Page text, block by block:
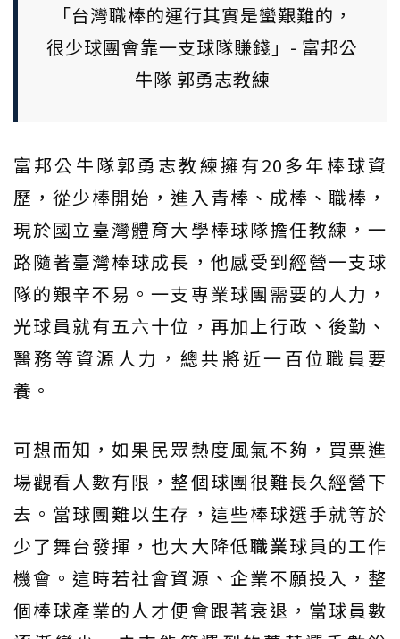
「台灣職棒的運行其實是蠻艱難的，
很少球團會靠一支球隊賺錢」- 富邦公
牛隊 郭勇志教練
富邦公牛隊郭勇志教練擁有20多年棒球資
歷，從少棒開始，進入青棒、成棒、職棒，
現於國立臺灣體育大學棒球隊擔任教練，一
路隨著臺灣棒球成長，他感受到經營一支球
隊的艱辛不易。一支專業球團需要的人力，
光球員就有五六十位，再加上行政、後勤、
醫務等資源人力，總共將近一百位職員要
養。
可想而知，如果民眾熱度風氣不夠，買票進
場觀看人數有限，整個球團很難長久經營下
去。當球團難以生存，這些棒球選手就等於
少了舞台發揮，也大大降低職業球員的工作
機會。這時若社會資源、企業不願投入，整
個棒球產業的人才便會跟著衰退，當球員數